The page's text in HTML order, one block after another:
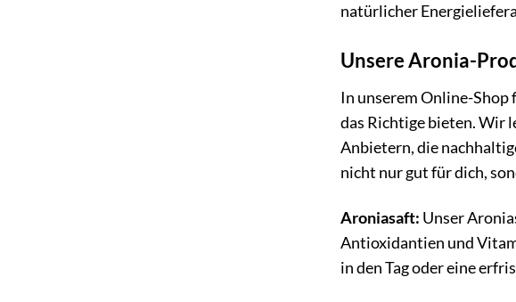
natürlicher
Unsere Aronia-
In unserem Online-Shop
das Richtige bieten. Wir
Anbietern, die
nicht nur gut für dich,
Aroniasaft: Unser
Antioxidantien und
in den Tag oder eine